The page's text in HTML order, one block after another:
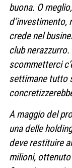
buona. O
d’investimento,
crede nel
club nerazzurro.
scommetterci
settimane tutto
A maggio del
una delle
deve restituire
milioni, ottenuto